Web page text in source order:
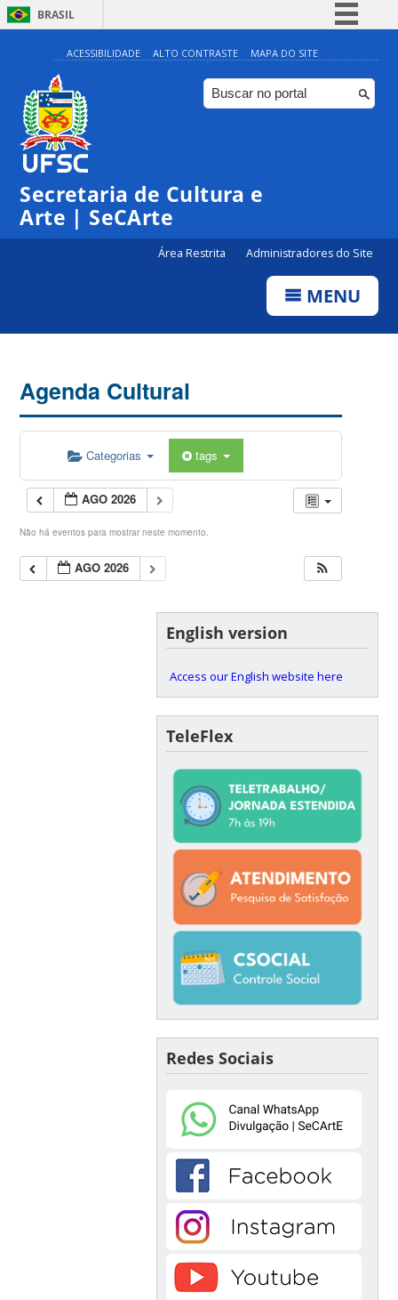
BRASIL
Simplifique!
Comunica BR
Participe
ACESSIBILIDADE ALTO CONTRASTE MAPA DO SITE
Secretaria de Cultura e
Arte | SeCArte
Área Restrita Administradores do Site
MENU
Agenda Cultural
Categorias tags
AGO 2026
Não há eventos para mostrar neste momento.
AGO 2026
English version
Access our English website here
TeleFlex
Redes Sociais